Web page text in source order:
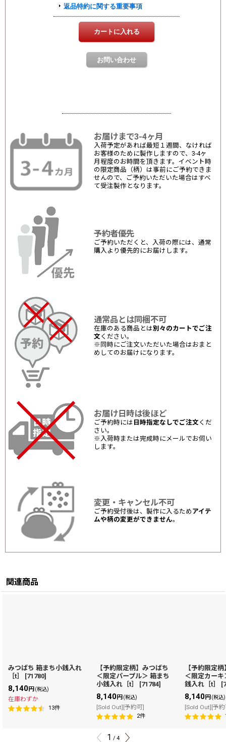
お届けまで3-4ヶ月
入荷予定があれば最短１週間、なければ
お客様のために製作しますので、3-4ヶ
月程度のお時間を頂きます。イベント時
の限定商品（柄）は事前にご予約できま
せんので、ご予約いただいた場合はすべ
て受注製作となります。
予約者優先
ご予約いただくと、入荷の際には、通常
購入より優先的にお届けします。
通常品とは同梱不可
在庫のある商品とは別々のカートでご注
文 ください。
※同時にご注文いただいた場合はおまと
めしてのお届けになります。
お届け日時は後ほど
ご予約時には 日時指定なしでご注文 くだ
さい。
※入荷時または完成時にメールでお伺い
します。
変更・キャンセル不可
ご予約受付後は、製作に入るため アイテ
ムや柄の変更ができません。
関連商品
みつばち 箱まち小銭入れ
［t］
[71780]
8,140円(税込)
在庫わずか
13件
【予約限定柄】みつばち
＜限定パープル＞ 箱まち
小銭入れ［t］
[71784]
8,140円(税込)
[Sold Out][予約可]
2件
【予約限定
＜限定カー
銭入れ［t］
[
8,140円(税込)
[Sold Out][予
1 / 4